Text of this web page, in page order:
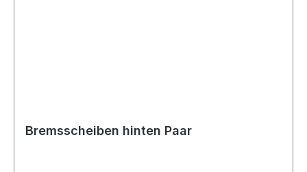
Bremsscheiben hinten Paar